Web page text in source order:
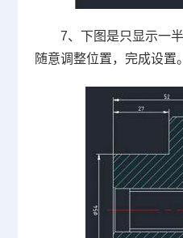
7、下图是只显示一
随意调整位置，完成设置。